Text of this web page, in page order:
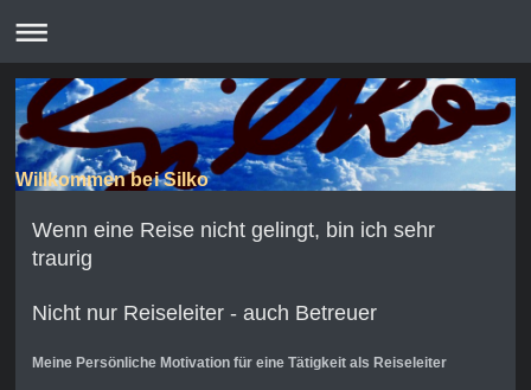
Willkommen bei Silko
Wenn eine Reise nicht gelingt, bin ich sehr
traurig
Nicht nur Reiseleiter - auch Betreuer
Meine Persönliche Motivation für eine Tätigkeit als Reiseleiter